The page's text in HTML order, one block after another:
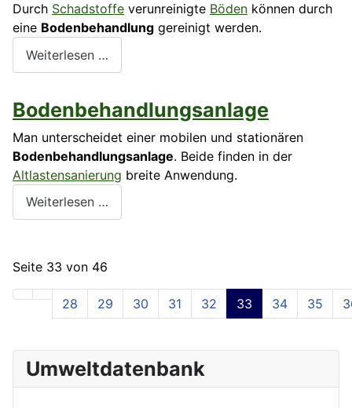
Durch Schadstoffe verunreinigte Böden können durch
eine Bodenbehandlung gereinigt werden.
Weiterlesen …
Bodenbehandlungsanlage
Man unterscheidet einer mobilen und stationären
Bodenbehandlungsanlage. Beide finden in der
Altlastensanierung breite Anwendung.
Weiterlesen …
Seite 33 von 46
28 29 30 31 32 33 34 35
Umweltdatenbank